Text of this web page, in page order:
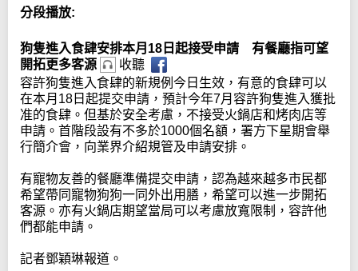
分段播放:
狗隻進入食肆安排本月18日起接受申請 有餐廳指可望
開拓更多客源
收聽
容許狗隻進入食肆的新規例今日生效，有意的食肆可以
在本月18日起提交申請，預計今年7月容許狗隻進入獲批
准的食肆。但基於安全考慮，不接受火鍋店和烤肉店等
申請。首階段設有不多於1000個名額，署方下星期會舉
行簡介會，向業界介紹規管及申請安排。
有寵物友善的餐廳準備提交申請，認為越來越多市民都
希望帶同寵物狗狗一同外出用膳，希望可以進一步開拓
客源。亦有火鍋店期望當局可以考慮放寬限制，容許他
們都能申請。
記者鄧穎琳報道。